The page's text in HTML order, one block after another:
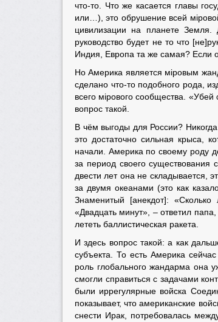
что-то. Что же касается главы
или…), это обрушение всей
цивилизации на планете Земля.
руководство будет не то что
Индия, Европа та же самая? Если
Но Америка является мiровым
сделано что-то подобного рода,
всего мiрового сообщества.
вопрос такой.
В чём выгоды для России?
это достаточно сильная крыса,
начали. Америка по своему роду
за период своего
двести лет она не складывается,
за двумя океанами (это как
Знаменитый [анекдот]:
«Двадцать минут», – ответил
лететь баллистическая ракета.
И здесь вопрос такой: а как
субъекта. То есть Америка
роль глобального жандарма она
смогли справиться с задачами
были иррегулярные войска
показывает, что американские
снести Ирак, потребовалась